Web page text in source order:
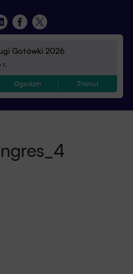
Gotówki 2026
r.
0godzin 7minut